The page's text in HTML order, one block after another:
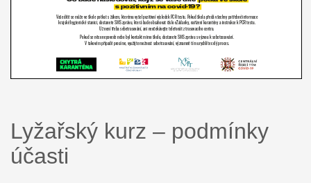
Lyžařský kurz – podmínky
účasti